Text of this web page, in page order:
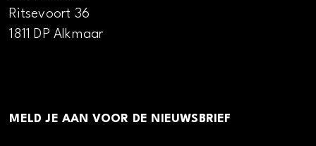
Ritsevoort 36
1811 DP Alkmaar
MELD JE AAN VOOR DE NIEUWSBRIEF